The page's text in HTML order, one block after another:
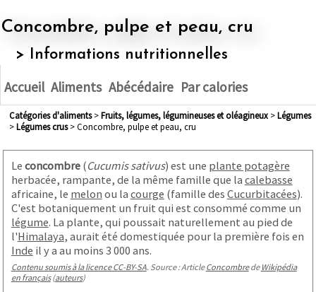
Concombre, pulpe et peau, cru
> Informations nutritionnelles
Accueil Aliments Abécédaire Par calories
Catégories d'aliments> fruits, légumes, légumineuses et oléagineux> légumes
> légumes crus> Concombre, pulpe et peau, cru
Le concombre(Cucumis sativus) est une plante potagère
herbacée, rampante, de la même famille que la calebasse
africaine, le melon ou la courge (famille des Cucurbitacées).
C'est botaniquement un fruit qui est consommé comme un
légume. La plante, qui poussait naturellement au pied de
l'Himalaya, aurait été domestiquée pour la première fois en
Inde il y a au moins 3 000 ans.
Contenu soumis à la licence CC-BY-SA. Source : ArticleConcombrede Wikipédia
en français(auteurs)